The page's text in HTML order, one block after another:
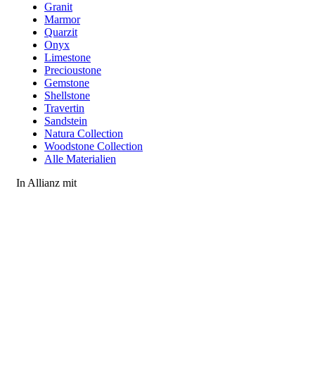
Granit
Marmor
Quarzit
Onyx
Limestone
Precioustone
Gemstone
Shellstone
Travertin
Sandstein
Natura Collection
Woodstone Collection
Alle Materialien
In Allianz mit